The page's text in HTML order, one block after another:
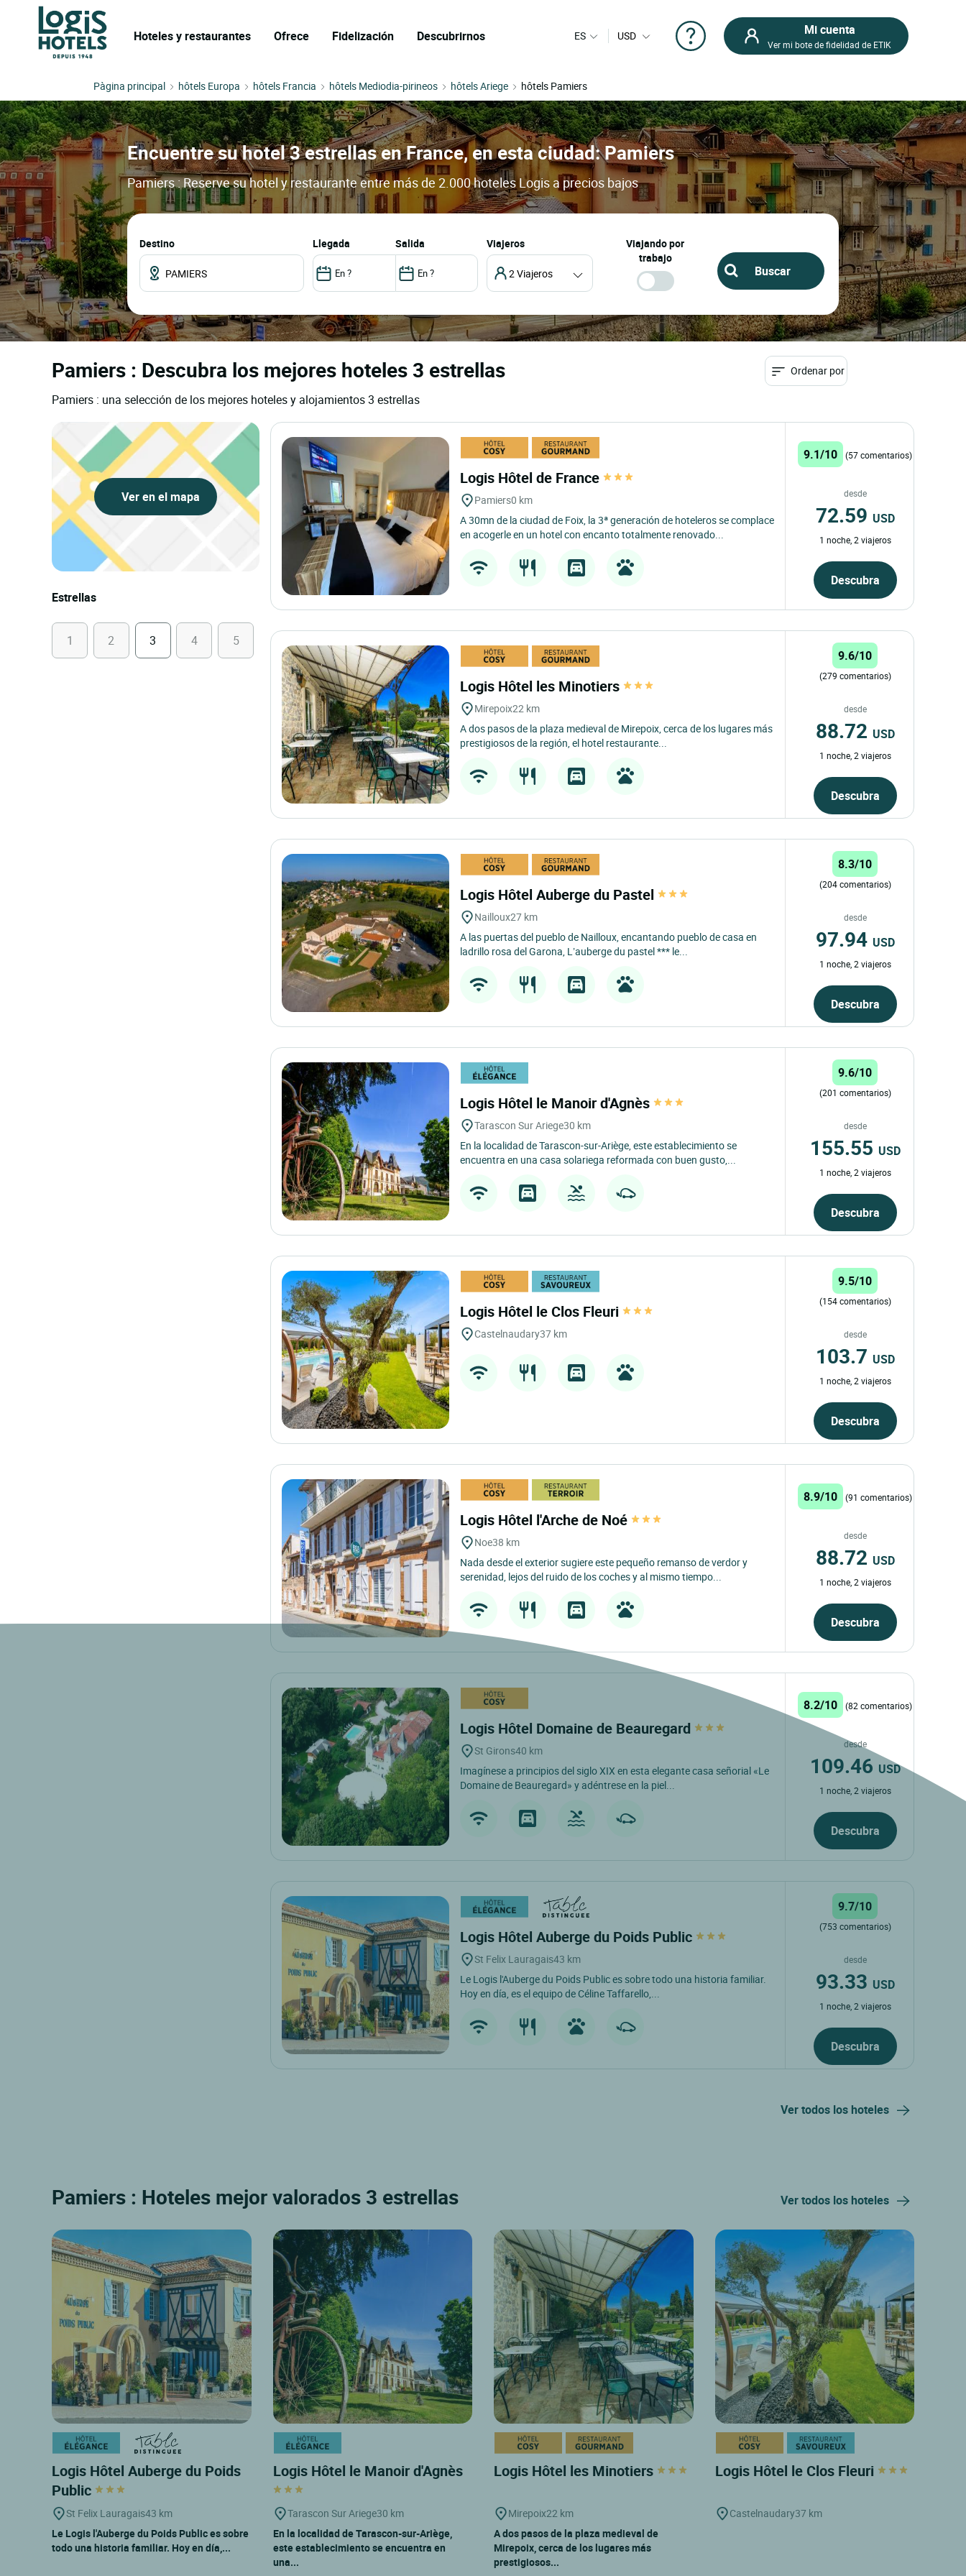
Hoteles y restaurantes Ofrece Fidelización Descubrirnos ES USD Mi cuenta
Ver mi bote de fidelidad de ETIK
Pàgina principal hôtels Europa hôtels Francia hôtels Mediodia-pirineos hôtels Ariege hôtels Pamiers
Encuentre su hotel 3 estrellas en France, en esta ciudad: Pamiers
Pamiers : Reserve su hotel y restaurante entre más de 2.000 hoteles Logis a precios bajos
Destino llegada salida Viajeros
2 Viajeros
Viajando por
trabajo
Pamiers : Descubra los mejores hoteles 3 estrellas
Pamiers : una selección de los mejores hoteles y alojamientos 3 estrellas
Ordenar por
Ver en el mapa
Estrellas
1 2 3 4 5
Logis Hôtel de France
Pamiers0 km
A 30mn de la ciudad de Foix, la 3ª generación de hoteleros se complace
en acogerle en un hotel con encanto totalmente renovado...
9.1/10 (57 comentarios)
desde
72.59 USD
1 noche, 2 viajeros
Descubra
Logis Hôtel les Minotiers
Mirepoix22 km
A dos pasos de la plaza medieval de Mirepoix, cerca de los lugares más
prestigiosos de la región, el hotel restaurante...
9.6/10
(279 comentarios)
desde
88.72 USD
1 noche, 2 viajeros
Descubra
Logis Hôtel Auberge du Pastel
Nailloux27 km
A las puertas del pueblo de Nailloux, encantando pueblo de casa en
ladrillo rosa del Garona, L’auberge du pastel *** le...
8.3/10
(204 comentarios)
desde
97.94 USD
1 noche, 2 viajeros
Descubra
Logis Hôtel le Manoir d'Agnès
Tarascon Sur Ariege30 km
En la localidad de Tarascon-sur-Ariège, este establecimiento se
encuentra en una casa solariega reformada con buen gusto,...
9.6/10
(201 comentarios)
desde
155.55 USD
1 noche, 2 viajeros
Descubra
Logis Hôtel le Clos Fleuri
Castelnaudary37 km
9.5/10
(154 comentarios)
desde
103.7 USD
1 noche, 2 viajeros
Descubra
Logis Hôtel l'Arche de Noé
Noe38 km
Nada desde el exterior sugiere este pequeño remanso de verdor y
serenidad, lejos del ruido de los coches y al mismo tiempo...
8.9/10 (91 comentarios)
desde
88.72 USD
1 noche, 2 viajeros
Descubra
Logis Hôtel Domaine de Beauregard
St Girons40 km
Imagínese a principios del siglo XIX en esta elegante casa señorial «Le
Domaine de Beauregard» y adéntrese en la piel...
8.2/10 (82 comentarios)
desde
109.46 USD
1 noche, 2 viajeros
Descubra
Logis Hôtel Auberge du Poids Public
St Felix Lauragais43 km
Le Logis l'Auberge du Poids Public es sobre todo una historia familiar.
Hoy en día, es el equipo de Céline Taffarello,...
9.7/10
(753 comentarios)
desde
93.33 USD
1 noche, 2 viajeros
Descubra
Ver todos los hoteles
Pamiers : Hoteles mejor valorados 3 estrellas Ver todos los hoteles
Logis Hôtel Auberge du Poids
Public
St Felix Lauragais43 km
Le Logis l'Auberge du Poids Public es sobre
todo una historia familiar. Hoy en día,...
Logis Hôtel le Manoir d'Agnès
Tarascon Sur Ariege30 km
En la localidad de Tarascon-sur-Ariège,
este establecimiento se encuentra en
una...
Logis Hôtel les Minotiers
Mirepoix22 km
A dos pasos de la plaza medieval de
Mirepoix, cerca de los lugares más
prestigiosos...
Logis Hôtel le Clos Fleuri
Castelnaudary37 km